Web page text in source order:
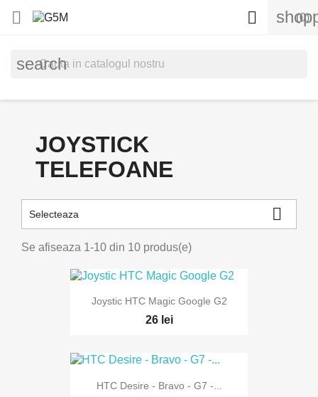
 (0)

search
JOYSTICK
TELEFOANE
Selecteaza 
Se afiseaza 1-10 din 10 produs(e)
Joystic HTC Magic Google G2
26 lei
HTC Desire - Bravo - G7 -...